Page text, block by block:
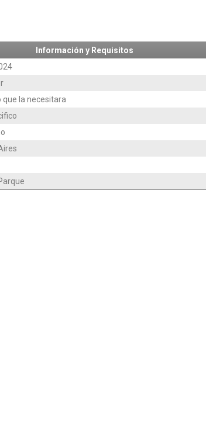
Información y Requisitos
que la necesitara